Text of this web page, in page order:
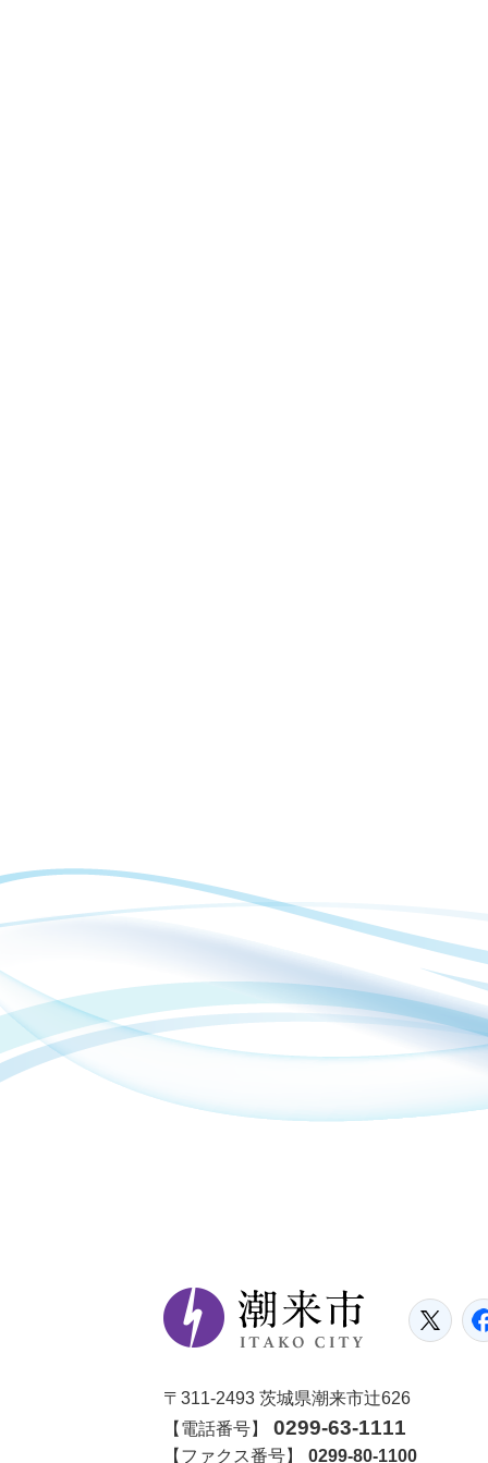
潮
〒311-2493 茨城県潮来市辻626
【電話番号】
0299-63-1111
【ファクス番号】 0299-80-1100